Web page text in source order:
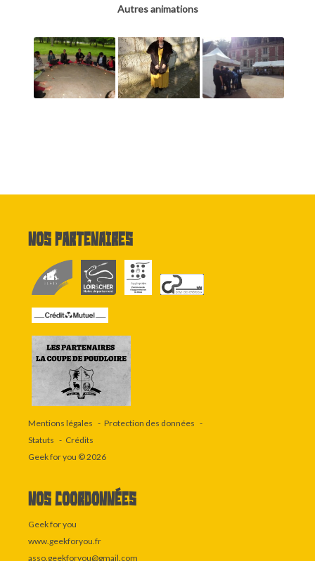
Autres animations
Nos partenaires
Mentions légales
Protection des données
Statuts
Crédits
Geek for you © 2026
Nos coordonnées
Geek for you
www.geekforyou.fr
asso.geekforyou@gmail.com